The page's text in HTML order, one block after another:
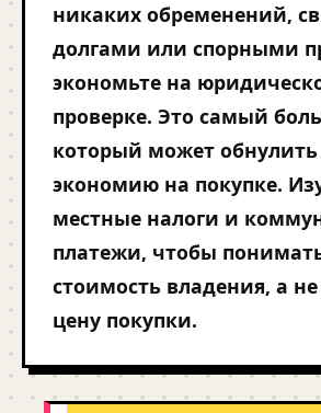
никаких обременений,
долгами или спорными
экономьте на
проверке. Это самый
который может
экономию на покупке.
местные налоги и
платежи, чтобы
стоимость владения, а
цену покупки.